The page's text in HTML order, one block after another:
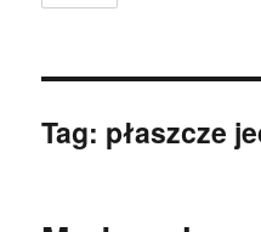
Tag: płaszcze